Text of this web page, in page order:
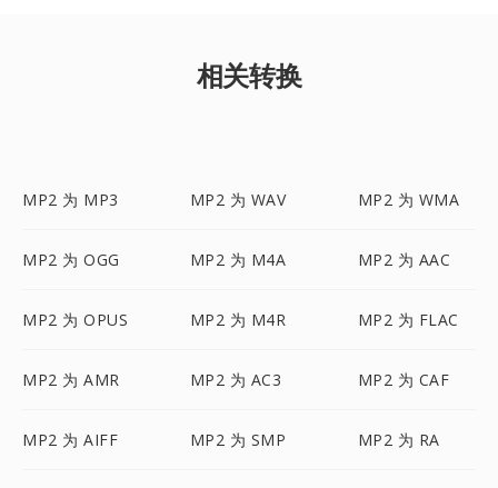
相关转换
MP2 为 MP3 MP2 为 WAV MP2 为 WMA
MP2 为 OGG MP2 为 M4A MP2 为 AAC
MP2 为 OPUS MP2 为 M4R MP2 为 FLAC
MP2 为 AMR MP2 为 AC3 MP2 为 CAF
MP2 为 AIFF MP2 为 SMP MP2 为 RA